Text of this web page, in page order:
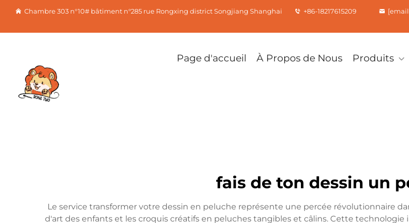
Chambre 303 n°10# bâtiment n°285 rue Rongxing district Songjiang Shanghai +86-18217615209
Page d'accueil À Propos de Nous Produits
fais de ton dessin un
Le service transformer votre dessin en peluche représente une percée révolutionnaire
d'art des enfants et les croquis créatifs en peluches tangibles et câlins. Cette